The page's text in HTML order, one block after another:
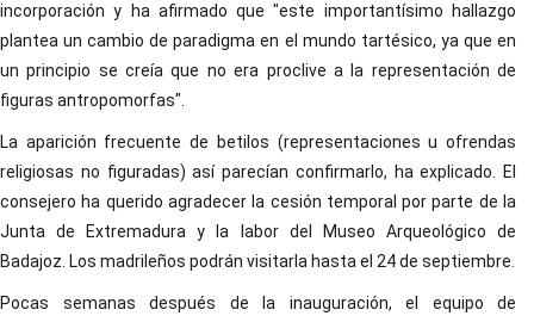
incorporación y ha afirmado que "este importantísimo hallazgo
plantea un cambio de paradigma en el mundo tartésico, ya que en
un principio se creía que no era proclive a la representación de
figuras antropomorfas".
La aparición frecuente de betilos (representaciones u ofrendas
religiosas no figuradas) así parecían confirmarlo, ha explicado. El
consejero ha querido agradecer la cesión temporal por parte de la
Junta de Extremadura y la labor del Museo Arqueológico de
Badajoz. Los madrileños podrán visitarla hasta el 24 de septiembre.
Pocas semanas después de la inauguración, el equipo de